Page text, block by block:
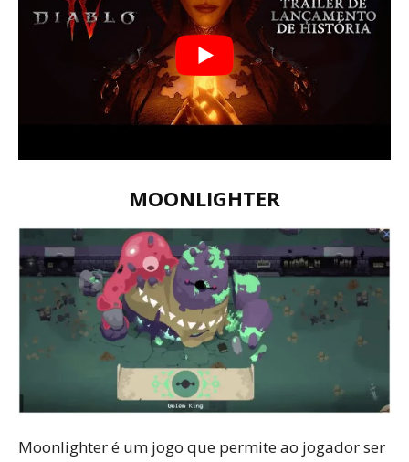
MOONLIGHTER
Moonlighter é um jogo que permite ao jogador ser